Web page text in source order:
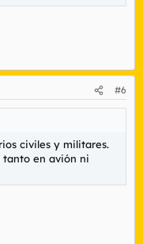
#6
civiles y militares.
tanto en avión ni